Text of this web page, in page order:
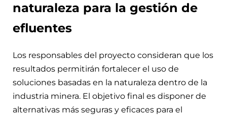
naturaleza para la gestión de
efluentes
Los responsables del proyecto consideran que los
resultados permitirán fortalecer el uso de
soluciones basadas en la naturaleza dentro de la
industria minera. El objetivo final es disponer de
alternativas más seguras y eficaces para el